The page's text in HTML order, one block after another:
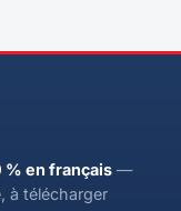
% en français —
à télécharger